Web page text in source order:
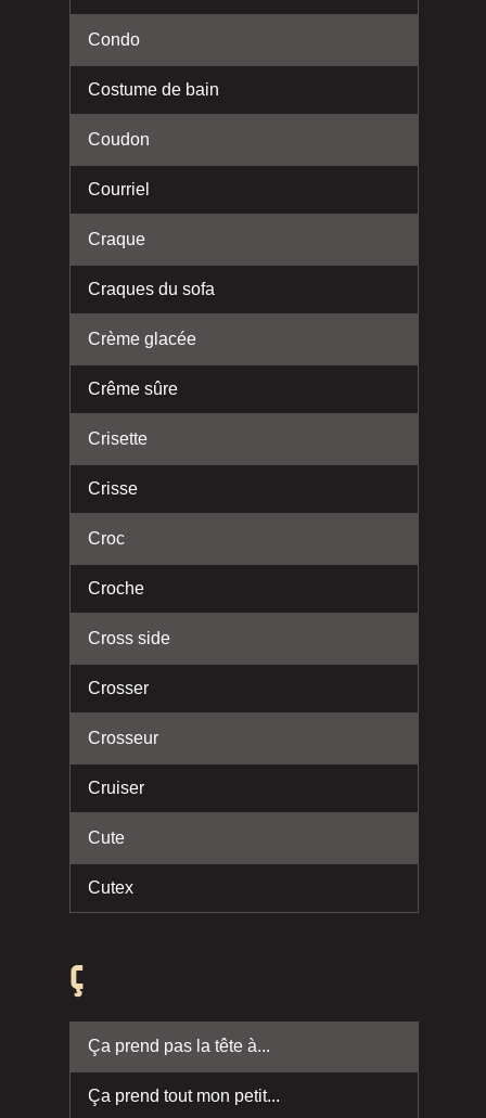
Condo
Costume de bain
Coudon
Courriel
Craque
Craques du sofa
Crème glacée
Crême sûre
Crisette
Crisse
Croc
Croche
Cross side
Crosser
Crosseur
Cruiser
Cute
Cutex
Ç
Ça prend pas la tête à...
Ça prend tout mon petit...